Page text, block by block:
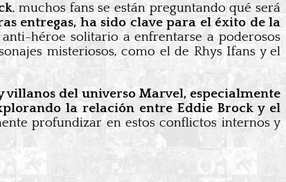
, muchos fans se están preguntando qué será
entregas, ha sido clave para el éxito de la
héroe solitario a enfrentarse a poderosos
misteriosos, como el de Rhys Ifans y el
villanos del universo Marvel, especialmente
la relación entre Eddie Brock y el
profundizar en estos conflictos internos y